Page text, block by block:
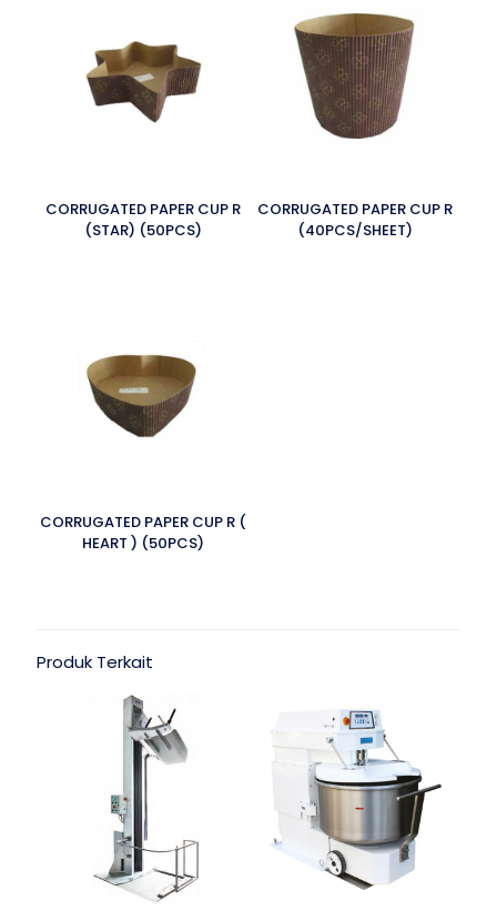
CORRUGATED PAPER CUP R
(STAR) (50PCS)
CORRUGATED PAPER CUP R
(40PCS/SHEET)
CORRUGATED PAPER CUP R (
HEART ) (50PCS)
Produk Terkait